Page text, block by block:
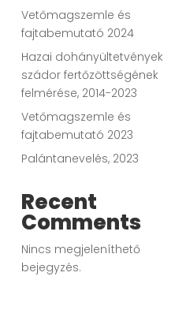
Vetőmagszemle és
fajtabemutató 2024
Hazai dohányültetvények
szádor fertőzöttségének
felmérése, 2014-2023
Vetőmagszemle és
fajtabemutató 2023
Palántanevelés, 2023
Recent
Comments
Nincs megjeleníthető
bejegyzés.